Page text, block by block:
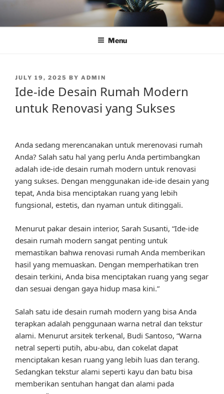
content
Menu
POSTED
ON
JULY 19, 2025 BY ADMIN
Ide-ide Desain Rumah Modern
untuk Renovasi yang Sukses
Anda sedang merencanakan untuk merenovasi rumah
Anda? Salah satu hal yang perlu Anda pertimbangkan
adalah ide-ide desain rumah modern untuk renovasi
yang sukses. Dengan menggunakan ide-ide desain yang
tepat, Anda bisa menciptakan ruang yang lebih
fungsional, estetis, dan nyaman untuk ditinggali.
Menurut pakar desain interior, Sarah Susanti, “Ide-ide
desain rumah modern sangat penting untuk
memastikan bahwa renovasi rumah Anda memberikan
hasil yang memuaskan. Dengan memperhatikan tren
desain terkini, Anda bisa menciptakan ruang yang segar
dan sesuai dengan gaya hidup masa kini.”
Salah satu ide desain rumah modern yang bisa Anda
terapkan adalah penggunaan warna netral dan tekstur
alami. Menurut arsitek terkenal, Budi Santoso, “Warna
netral seperti putih, abu-abu, dan cokelat dapat
menciptakan kesan ruang yang lebih luas dan terang.
Sedangkan tekstur alami seperti kayu dan batu bisa
memberikan sentuhan hangat dan alami pada